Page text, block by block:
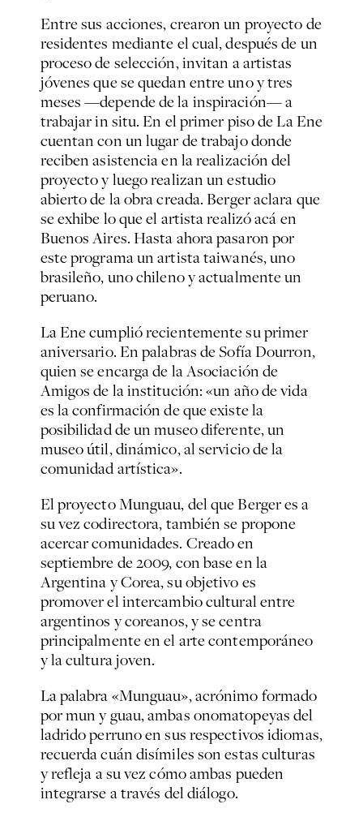
Entre sus acciones, crearon un proyecto de
residentes mediante el cual, después de un
proceso de selección, invitan a artistas
jóvenes que se quedan entre uno y tres
meses —depende de la inspiración— a
trabajar in situ. En el primer piso de La Ene
cuentan con un lugar de trabajo donde
reciben asistencia en la realización del
proyecto y luego realizan un estudio
abierto de la obra creada. Berger aclara que
se exhibe lo que el artista realizó acá en
Buenos Aires. Hasta ahora pasaron por
este programa un artista taiwanés, uno
brasileño, uno chileno y actualmente un
peruano.
La Ene cumplió recientemente su primer
aniversario. En palabras de Sofía Dourron,
quien se encarga de la Asociación de
Amigos de la institución: «un año de vida
es la confirmación de que existe la
posibilidad de un museo diferente, un
museo útil, dinámico, al servicio de la
comunidad artística».
El proyecto Munguau, del que Berger es a
su vez codirectora, también se propone
acercar comunidades. Creado en
septiembre de 2009, con base en la
Argentina y Corea, su objetivo es
promover el intercambio cultural entre
argentinos y coreanos, y se centra
principalmente en el arte contemporáneo
y la cultura joven.
La palabra «Munguau», acrónimo formado
por mun y guau, ambas onomatopeyas del
ladrido perruno en sus respectivos idiomas,
recuerda cuán disímiles son estas culturas
y refleja a su vez cómo ambas pueden
integrarse a través del diálogo.